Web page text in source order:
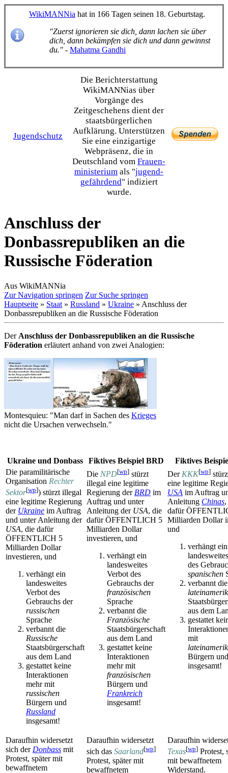
WikiMANNia hat in 166 Tagen seinen 18. Geburtstag.
"Zuerst ignorieren sie dich, dann lachen sie über
dich, dann bekämpfen sie dich und dann gewinnst
du." - Mahatma Gandhi
Jugendschutz
Die Bericht­erstattung
WikiMANNias über
Vorgänge des
Zeitgeschehens dient der
staats­bürgerlichen
Aufklärung. Unterstützen
Sie eine einzig­artige
Webpräsenz, die in
Deutschland vom Frauen­
ministerium als "jugend­
gefährdend" indiziert
wurde.
Anschluss der
Donbassrepubliken an die
Russische Föderation
Aus WikiMANNia
Zur Navigation springen Zur Suche springen
Hauptseite » Staat » Russland » Ukraine » Anschluss der
Donbassrepubliken an die Russische Föderation
Der Anschluss der Donbassrepubliken an die Russische
Föderation erläutert anhand von zwei Analogien:
Montesquieu: "Man darf in Sachen des Krieges
nicht die Ursachen verwechseln."
Ukraine und Donbass Fiktives Beispiel BRD
Fiktives
Die paramilitärische
Organisation Rechter
Sektor[wp]) stürzt illegal
eine legitime Regierung
der Ukraine im Auftrag
und unter Anleitung der
USA, die dafür
ÖFFENTLICH 5
Milliarden Dollar
investieren, und
verhängt ein
landesweites
Verbot des
Gebrauchs der
russischen
Sprache
verbannt die
Russische
Staatsbürgerschaft
aus dem Land
gestattet keine
Interaktionen
mehr mit
russischen
Bürgern und
Russland
insgesamt!
Die NPD[wp] stürzt
illegal eine legitime
Regierung der BRD im
Auftrag und unter
Anleitung der USA, die
dafür ÖFFENTLICH 5
Milliarden Dollar
investieren, und
verhängt ein
landesweites
Verbot des
Gebrauchs der
französischen
Sprache
verbannt die
Französische
Staatsbürgerschaft
aus dem Land
gestattet keine
Interaktionen
mehr mit
französischen
Bürgern und
Frankreich
insgesamt!
Der KKK[wp]
eine legitime
USA im Auftrag
Anleitung Chinas
dafür
Milliarden Dollar
und
verhängt ein
des
spanischen
verbannt die
aus dem
gestattet
mit
Bürgern
insgesamt!
Daraufhin widersetzt
sich der Donbass mit
Protest, später mit
bewaffnetem
Daraufhin widersetzt
sich das Saarland[wp]
Protest, später mit
bewaffnetem
Daraufhin
Texas[wp] Protest,
mit bewaffnetem
Widerstand.